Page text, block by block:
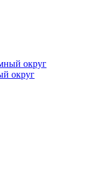
округ
округ